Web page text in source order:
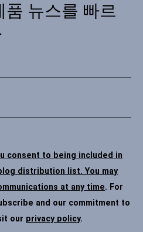
품 뉴스를 빠르
consent to being included in
distribution list. You may
at any time. For
and our commitment to
our privacy policy.